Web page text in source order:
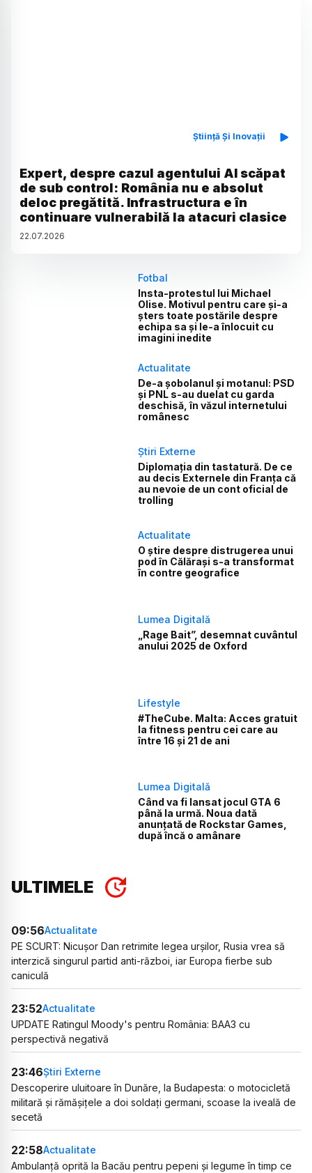
Știință Și Inovații
Expert, despre cazul agentului AI scăpat
de sub control: România nu e absolut
deloc pregătită. Infrastructura e în
continuare vulnerabilă la atacuri clasice
22.07.2026
Fotbal
Insta-protestul lui Michael
Olise. Motivul pentru care și-a
șters toate postările despre
echipa sa și le-a înlocuit cu
imagini inedite
Actualitate
De-a șobolanul și motanul: PSD
și PNL s-au duelat cu garda
deschisă, în văzul internetului
românesc
Știri Externe
Diplomația din tastatură. De ce
au decis Externele din Franța că
au nevoie de un cont oficial de
trolling
Actualitate
O știre despre distrugerea unui
pod în Călărași s-a transformat
în contre geografice
Lumea Digitală
„Rage Bait”, desemnat cuvântul
anului 2025 de Oxford
Lifestyle
#TheCube. Malta: Acces gratuit
la fitness pentru cei care au
între 16 și 21 de ani
Lumea Digitală
Când va fi lansat jocul GTA 6
până la urmă. Noua dată
anunțată de Rockstar Games,
după încă o amânare
ULTIMELE
09:56Actualitate
PE SCURT: Nicușor Dan retrimite legea urșilor, Rusia vrea să
interzică singurul partid anti-război, iar Europa fierbe sub
caniculă
23:52Actualitate
UPDATE Ratingul Moody's pentru România: BAA3 cu
perspectivă negativă
23:46Știri Externe
Descoperire uluitoare în Dunăre, la Budapesta: o motocicletă
militară și rămășițele a doi soldați germani, scoase la iveală de
secetă
22:58Actualitate
Ambulanță oprită la Bacău pentru pepeni și legume în timp ce